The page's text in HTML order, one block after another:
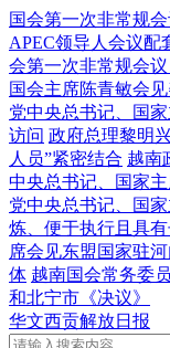
国会第一次非常规
APEC领导人会议配
会第一次非常规会
国会主席陈青敏会
党中央总书记、国
访问 政府总理黎明
人员”紧密结合 越南
中央总书记、国家
党中央总书记、国
炼、便于执行且具
席会见东盟国家驻
体 越南国会常务委
和北宁市《决议》
华文西贡解放日报